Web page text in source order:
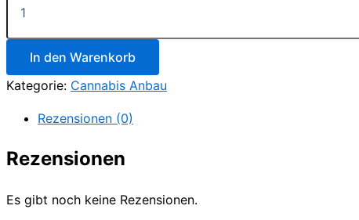
Cali
Seeds
Rainbow
Apples
25%
Menge
In den Warenkorb
Kategorie: Cannabis Anbau
Rezensionen (0)
Rezensionen
Es gibt noch keine Rezensionen.